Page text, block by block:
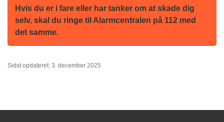
Hvis du er i fare eller har tanker om at skade dig
selv, skal du ringe til Alarmcentralen på 112 med
det samme.
Sidst opdateret: 3. december 2025